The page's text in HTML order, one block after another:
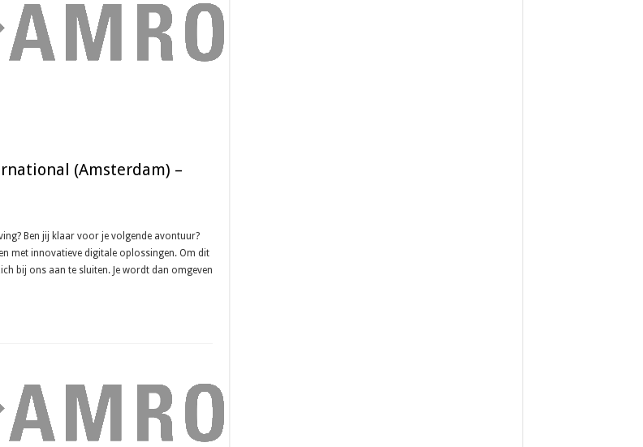
(Amsterdam) –
Ben jij klaar voor je volgende avontuur?
met innovatieve digitale oplossingen. Om dit
bij ons aan te sluiten. Je wordt dan omgeven